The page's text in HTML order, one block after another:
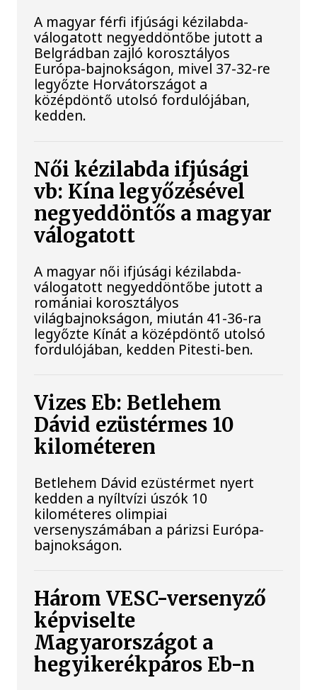
A magyar férfi ifjúsági kézilabda-
válogatott negyeddöntőbe jutott a
Belgrádban zajló korosztályos
Európa-bajnokságon, mivel 37-32-re
legyőzte Horvátországot a
középdöntő utolsó fordulójában,
kedden.
Női kézilabda ifjúsági
vb: Kína legyőzésével
negyeddöntős a magyar
válogatott
A magyar női ifjúsági kézilabda-
válogatott negyeddöntőbe jutott a
romániai korosztályos
világbajnokságon, miután 41-36-ra
legyőzte Kínát a középdöntő utolsó
fordulójában, kedden Pitesti-ben.
Vizes Eb: Betlehem
Dávid ezüstérmes 10
kilométeren
Betlehem Dávid ezüstérmet nyert
kedden a nyíltvízi úszók 10
kilométeres olimpiai
versenyszámában a párizsi Európa-
bajnokságon.
Három VESC-versenyző
képviselte
Magyarországot a
hegyikerékpáros Eb-n